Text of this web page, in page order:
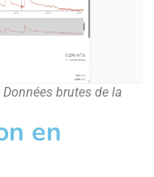
brutes de la
en